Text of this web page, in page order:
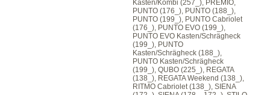
Kasten/Kombi (257_), PREMIO,
PUNTO (176_), PUNTO (188_),
PUNTO (199_), PUNTO Cabriolet
(176_), PUNTO EVO (199_),
PUNTO EVO Kasten/Schrägheck
(199_), PUNTO
Kasten/Schrägheck (188_),
PUNTO Kasten/Schrägheck
(199_), QUBO (225_), REGATA
(138_), REGATA Weekend (138_),
RITMO Cabriolet (138_), SIENA